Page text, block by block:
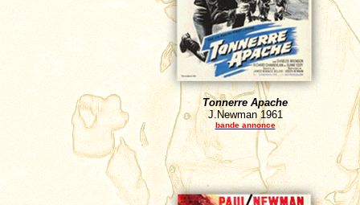
Tonnerre Apache
J.Newman1961
bande annonce